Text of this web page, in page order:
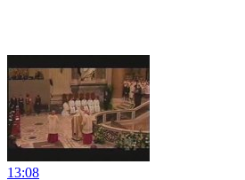
13:08